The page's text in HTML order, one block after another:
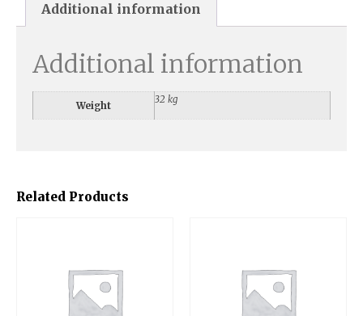
Related Products
Additional information
Additional information
Weight
32 kg